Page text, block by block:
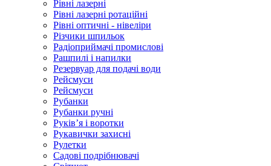
Рівні лазерні
Рівні лазерні ротаційні
Рівні оптичні - нівеліри
Різчики шпильок
Радіоприймачі промислові
Рашпилі і напилки
Резервуар для подачі води
Рейсмуси
Рейсмуси
Рубанки
Рубанки ручні
Руківʼя і воротки
Рукавички захисні
Рулетки
Садові подрібнювачі